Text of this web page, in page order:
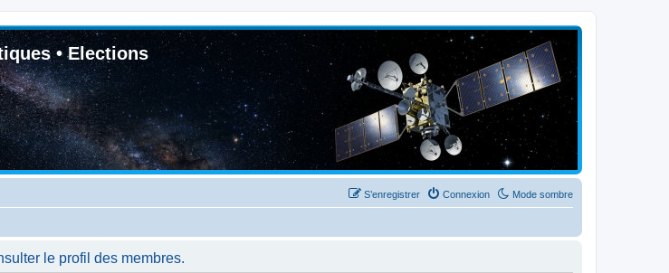
• Elections
Mode sombre
Connexion
S’enregistrer
le profil des membres.